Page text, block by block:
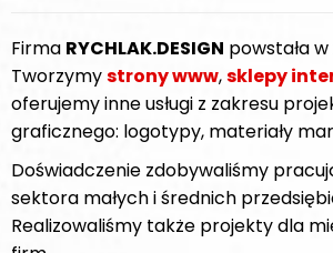
Firma RYCHLAK.DESIGN powstała
Tworzymystrony www,sklepy
oferujemy inne usługi z zakresu
graficznego: logotypy, materiały
Doświadczenie zdobywaliśmy
sektora małych i średnich
Realizowaliśmy także projekty dla